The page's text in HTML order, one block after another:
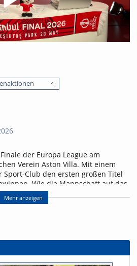
der Europa League am
Verein Aston Villa. Mit einem
Sport-Club den ersten großen Titel
Wie die Mannschaft auf das
Gegner auf sie zukommt, erfahrt
Mehr anzeigen